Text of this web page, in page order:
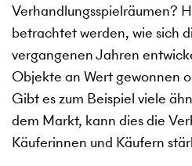
Verhandlungsspielräumen?
betrachtet werden, wie sich
vergangenen Jahren
Objekte an Wert gewonnen
Gibt es zum Beispiel viele
dem Markt, kann dies die
Käuferinnen und Käufern